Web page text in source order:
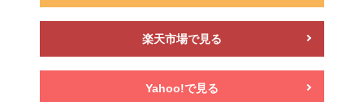
楽天市場で見る
Yahoo!で見る